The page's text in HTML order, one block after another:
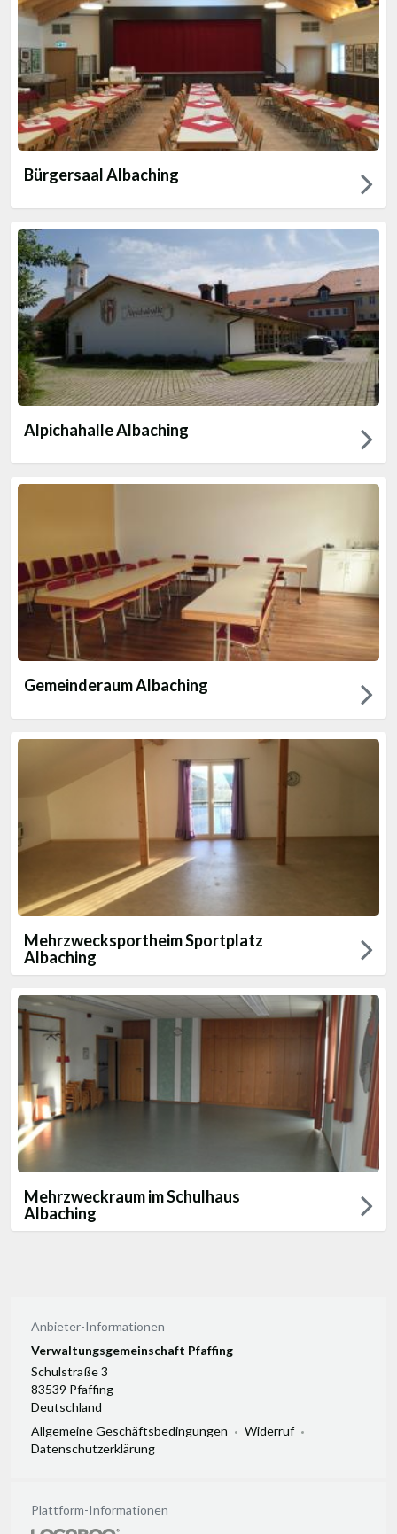
Bürgersaal Albaching
Alpichahalle Albaching
Gemeinderaum Albaching
Mehrzwecksportheim Sportplatz
Albaching
Mehrzweckraum im Schulhaus
Albaching
Anbieter-Informationen
Verwaltungsgemeinschaft Pfaffing
Schulstraße 3
83539 Pfaffing
Deutschland
Allgemeine Geschäftsbedingungen
Widerruf
Datenschutzerklärung
Plattform-Informationen